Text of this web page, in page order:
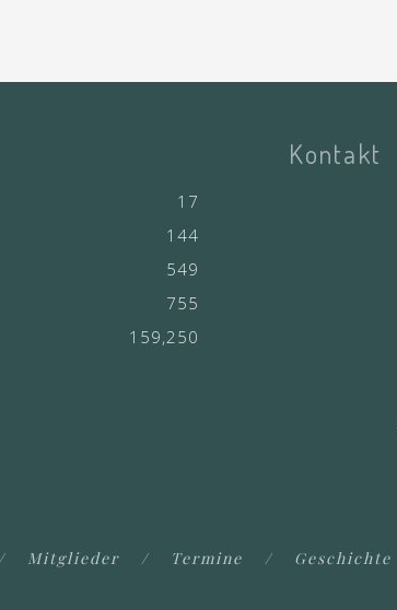
17
144
549
755
159,250
Kontakt
Mitglieder Termine Geschichte